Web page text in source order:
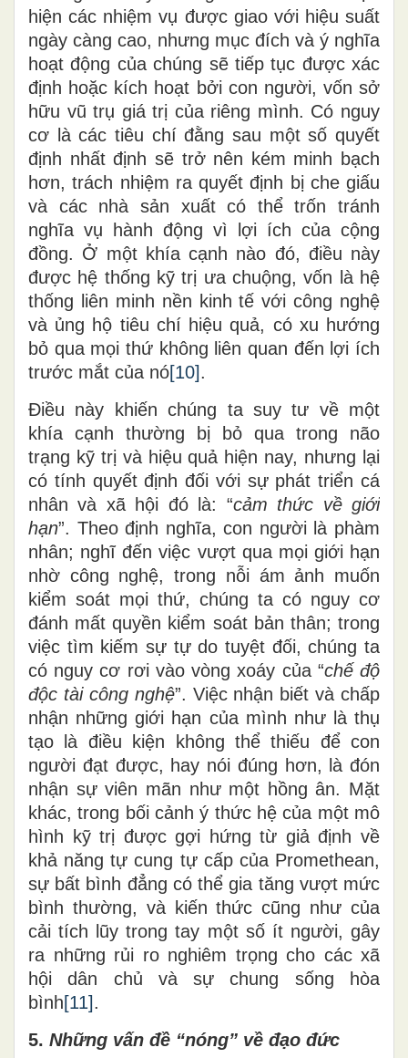
hiện các nhiệm vụ được giao với hiệu suất
ngày càng cao, nhưng mục đích và ý nghĩa
hoạt động của chúng sẽ tiếp tục được xác
định hoặc kích hoạt bởi con người, vốn sở
hữu vũ trụ giá trị của riêng mình. Có nguy
cơ là các tiêu chí đằng sau một số quyết
định nhất định sẽ trở nên kém minh bạch
hơn, trách nhiệm ra quyết định bị che giấu
và các nhà sản xuất có thể trốn tránh
nghĩa vụ hành động vì lợi ích của cộng
đồng. Ở một khía cạnh nào đó, điều này
được hệ thống kỹ trị ưa chuộng, vốn là hệ
thống liên minh nền kinh tế với công nghệ
và ủng hộ tiêu chí hiệu quả, có xu hướng
bỏ qua mọi thứ không liên quan đến lợi ích
trước mắt của nó[10].
Điều này khiến chúng ta suy tư về một
khía cạnh thường bị bỏ qua trong não
trạng kỹ trị và hiệu quả hiện nay, nhưng lại
có tính quyết định đối với sự phát triển cá
nhân và xã hội đó là: “cảm thức về giới
hạn”. Theo định nghĩa, con người là phàm
nhân; nghĩđến việc vượt qua mọi giới hạn
nhờ công nghệ, trong nỗi ám ảnh muốn
kiểm soát mọi thứ, chúng ta có nguy cơ
đánh mất quyền kiểm soát bản thân; trong
việc tìm kiếm sự tự do tuyệt đối, chúng ta
có nguy cơ rơi vào vòng xoáy của “chế độ
độc tài công nghệ”. Việcnhận biết và chấp
nhận những giới hạn của mình như là thụ
tạo là điều kiện không thể thiếu để con
người đạt được, hay nói đúng hơn, là đón
nhận sự viên mãn như một hồng ân. Mặt
khác, trong bối cảnh ý thức hệ của một mô
hình kỹ trị đượcgợi hứng từ giả định về
khả năng tự cung tự cấp của Promethean,
sự bất bình đẳng có thể gia tăng vượt mức
bình thường, và kiến thức cũng như của
cải tích lũy trong tay một số ítngười, gây
ra những rủi ro nghiêm trọng cho các xã
hội dân chủ và sự chung sống hòa
bình[11].
5. Những vấn đề “nóng” về đạo đức